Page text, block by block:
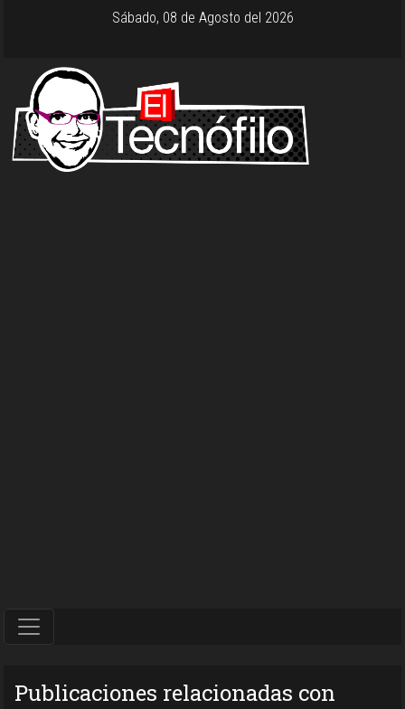
Sábado, 08 de Agosto del 2026
Publicaciones relacionadas con